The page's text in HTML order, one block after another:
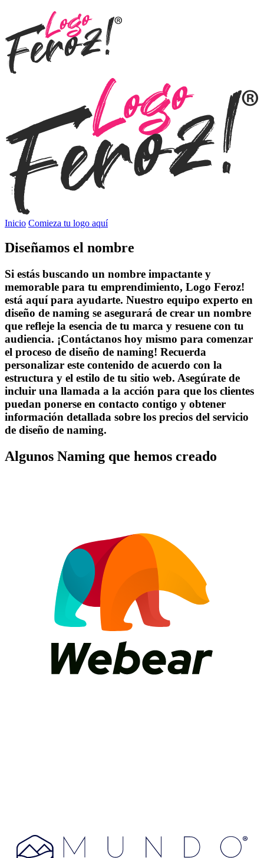
Inicio Comieza tu logo aquí
Diseñamos el nombre
Si estás buscando un nombre impactante y
memorable para tu emprendimiento, Logo Feroz!
está aquí para ayudarte. Nuestro equipo experto en
diseño de naming se asegurará de crear un nombre
que refleje la esencia de tu marca y resuene con tu
audiencia. ¡Contáctanos hoy mismo para comenzar
el proceso de diseño de naming! Recuerda
personalizar este contenido de acuerdo con la
estructura y el estilo de tu sitio web. Asegúrate de
incluir una llamada a la acción para que los clientes
puedan ponerse en contacto contigo y obtener
información detallada sobre los precios del servicio
de diseño de naming.
Algunos Naming que hemos creado